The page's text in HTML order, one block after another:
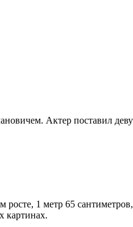
Актер поставил
1 метр 65
картинах.